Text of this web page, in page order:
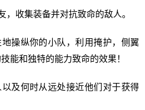
收集装备并对抗致命的敌人。
操纵你的小队，利用掩护，侧翼
能和独特的能力致命的效果！
及何时从远处接近他们对于获得